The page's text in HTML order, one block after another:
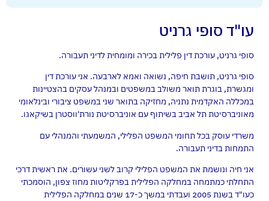
עו"ד סופי גרניט
סופי גרניט, עורכת דין פלילית בכירה ומומחית לדיני תעבורה.
סופי גרניט, תושבת חיפה, נשואה ואמא לארבעה. אני עורכת דין
ומגשרת, בוגרת תואר משולב במשפטים ובמנהל עסקים בהצטיינות
במכללה האקדמית נתניה, מחזיקה בתואר שני במשפט ציבורי ובינלאומי
מאוניברסיטת תל אביב בשיתוף עם אוניברסיטת נורת'ווסטרן בשיקאגו.
משרדי עוסק בכל תחומי המשפט הפלילי, המשמעתי והמנהלי עם
התמחות בדיני תעבורה.
אני חיה ונושמת את המשפט הפלילי קרוב לשני עשורים. את ראשית דרכי
התחלתי כמתמחה במחלקה הפלילית בפרקליטות מחוז צפון, הוסמכתי
כעו"ד בשנת 2005 ועבדתי במשך כ-17 שנים במחלקה הפלילית